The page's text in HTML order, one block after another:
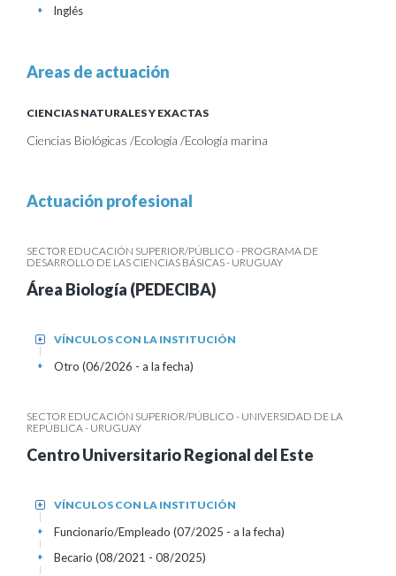
Inglés
+
Areas de actuación
CIENCIAS NATURALES Y EXACTAS
Ciencias Biológicas /Ecología /Ecología marina
Actuación profesional
SECTOR EDUCACIÓN SUPERIOR/PÚBLICO - PROGRAMA DE
DESARROLLO DE LAS CIENCIAS BÁSICAS - URUGUAY
Área Biología (PEDECIBA)
VÍNCULOS CON LA INSTITUCIÓN
+
Otro (06/2026 - a la fecha)
+
SECTOR EDUCACIÓN SUPERIOR/PÚBLICO - UNIVERSIDAD DE LA
REPÚBLICA - URUGUAY
Centro Universitario Regional del Este
VÍNCULOS CON LA INSTITUCIÓN
+
Funcionario/Empleado (07/2025 - a la fecha)
+
Becario (08/2021 - 08/2025)
+